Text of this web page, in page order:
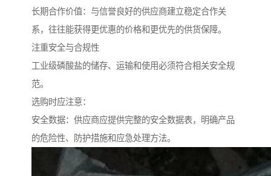
长期合作价值：与信誉良好的供应商建立稳定合作关
系，往往能获得更优惠的价格和更优先的供货保障。
注重安全与合规性
工业级磷酸盐的储存、运输和使用必须符合相关安全规
范。
选购时应注意：
安全数据：供应商应提供完整的安全数据表，明确产品
的危险性、防护措施和应急处理方法。